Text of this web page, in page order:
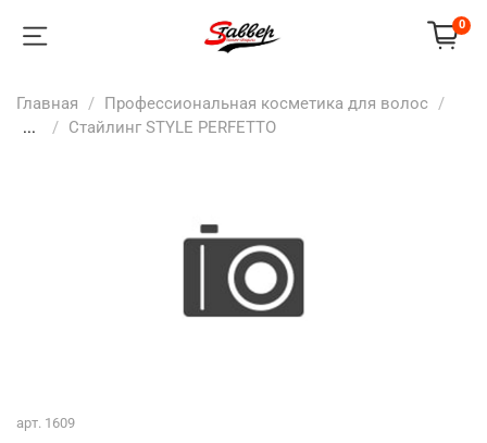
0
Главная
Профессиональная косметика для волос
...
Стайлинг STYLE PERFETTO
арт. 1609